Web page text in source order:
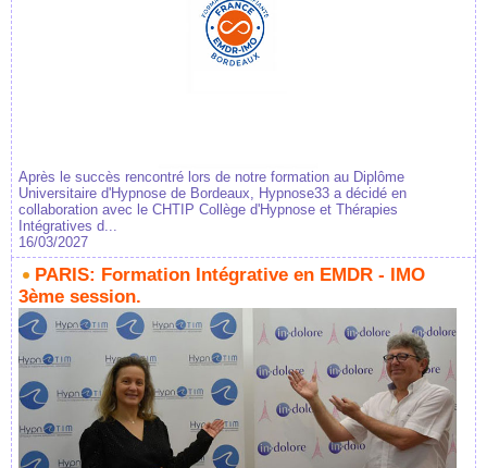
Après le succès rencontré lors de notre formation au Diplôme
Universitaire d'Hypnose de Bordeaux, Hypnose33 a décidé en
collaboration avec le CHTIP Collège d'Hypnose et Thérapies
Intégratives d...
16/03/2027
PARIS: Formation Intégrative en EMDR - IMO
3ème session.